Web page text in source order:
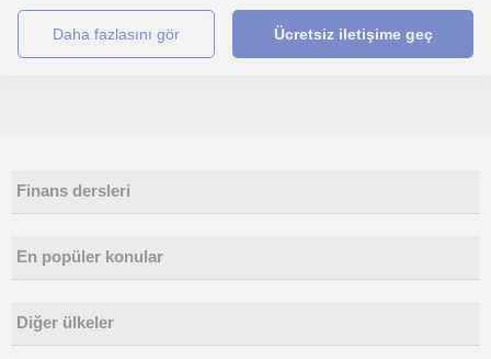
daha fazlasını gör Ücretsiz iletişime geç
Finans dersleri
En popüler konular
Diğer ülkeler